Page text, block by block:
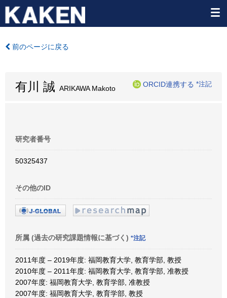
前のページに戻る
有川 誠 ARIKAWA Makoto
ORCID連携する *注記
研究者番号
50325437
その他のID
所属 (過去の研究課題情報に基づく) *注記
2011年度 – 2019年度: 福岡教育大学, 教育学部, 教授
2010年度 – 2011年度: 福岡教育大学, 教育学部, 准教授
2007年度: 福岡教育大学, 教育学部, 准教授
2007年度: 福岡教育大学, 教育学部, 教授